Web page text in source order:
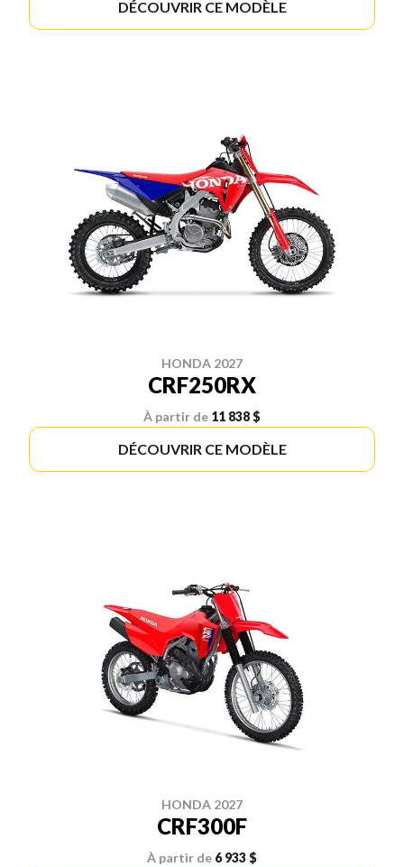
DÉCOUVRIR CE MODÈLE
HONDA 2027
CRF250RX
À partir de 11 838 $
DÉCOUVRIR CE MODÈLE
HONDA 2027
CRF300F
À partir de 6 933 $